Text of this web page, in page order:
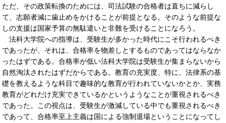
ただ、その政策転換のためには、司法試験の合格者は直ちに減らし
て、志願者減に歯止めをかけることが前提となる。そのような前提な
しの支援は国家予算の無駄遣いと非難を受けることになろう。
法科大学院への指導は、受験生が多かった時代にこそ行われるべき
であったが、それは、合格率を物差しとするものであってはならなか
ったはずである。合格率が低い法科大学院は受験生が集まらないから
自然淘汰されたはずだからである。教育の充実度、特に、法律系の基
礎を教えるような科目で趣味的な教育が行われていないかとか、実務
教育がどれだけ充実できているかというようなことが重視されるべき
であった。この視点は、受験生が激減している中でも重視されるべき
であって、合格率至上主義は国による強制退場ということになってし